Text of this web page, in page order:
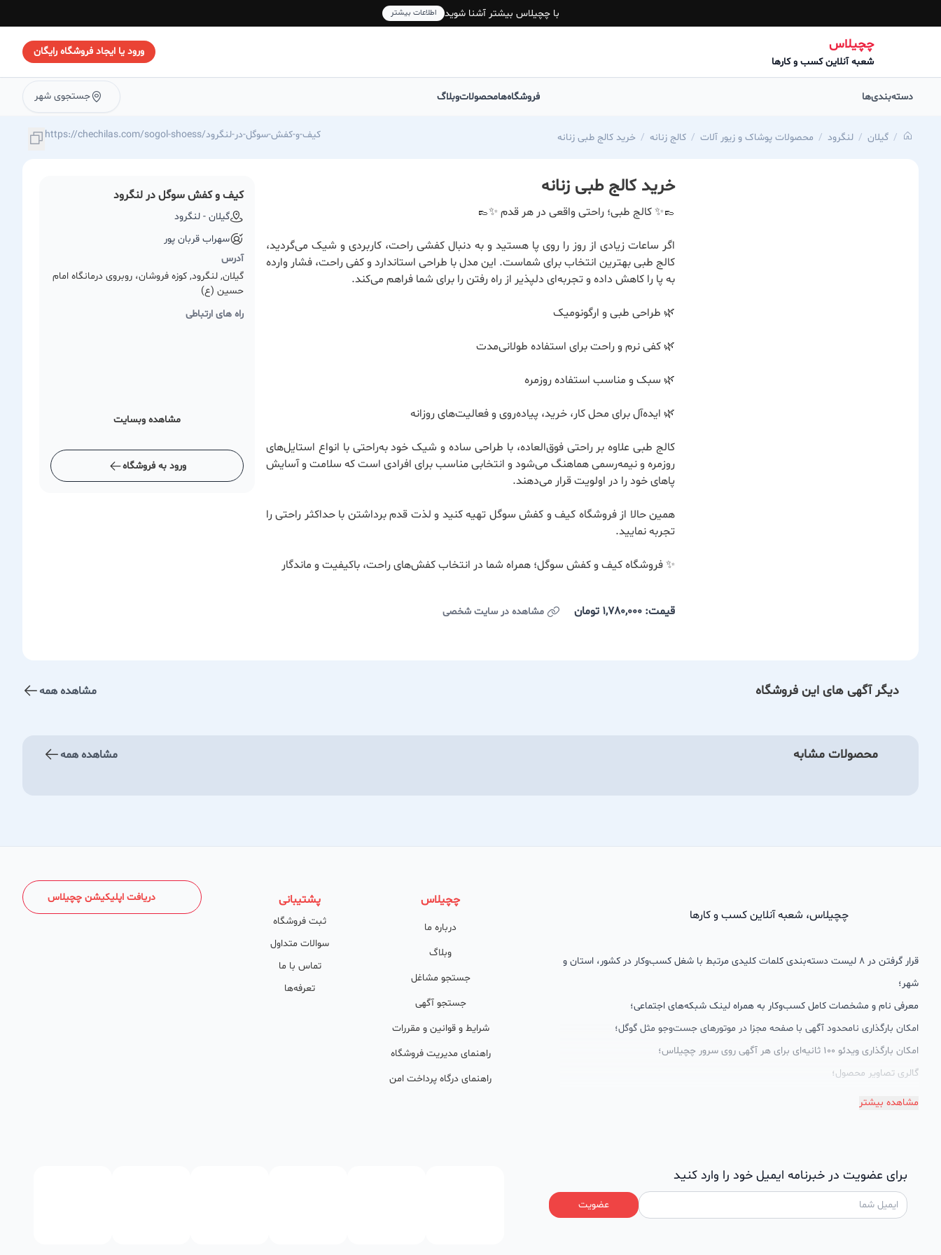
با چچیلاس بیشتر آشنا شوید اطلاعات بیشتر
چچیلاس
شعبه آنلاین کسب و کارها
ورود یا ایجاد فروشگاه رایگان
دسته‌بندی‌ها فروشگاه‌هامحصولاتوبلاگ جستجوی شهر
گیلان لنگرود محصولات پوشاک و زیور آلات کالج زنانه خرید کالج طبی زنانه https://chechilas.com/sogol-shoess/کیف-و-کفش-سوگل-در-لنگرود
خرید کالج طبی زنانه
👞✨ کالج طبی؛ راحتی واقعی در هر قدم ✨👞
اگر ساعات زیادی از روز را روی پا هستید و به دنبال کفشی راحت، کاربردی و شیک می‌گردید،
کالج طبی بهترین انتخاب برای شماست. این مدل با طراحی استاندارد و کفی راحت، فشار وارده
به پا را کاهش داده و تجربه‌ای دلپذیر از راه رفتن را برای شما فراهم می‌کند.
🌿 طراحی طبی و ارگونومیک
🌿 کفی نرم و راحت برای استفاده طولانی‌مدت
🌿 سبک و مناسب استفاده روزمره
🌿 ایده‌آل برای محل کار، خرید، پیاده‌روی و فعالیت‌های روزانه
کالج طبی علاوه بر راحتی فوق‌العاده، با طراحی ساده و شیک خود به‌راحتی با انواع استایل‌های
روزمره و نیمه‌رسمی هماهنگ می‌شود و انتخابی مناسب برای افرادی است که سلامت و آسایش
پاهای خود را در اولویت قرار می‌دهند.
همین حالا از فروشگاه کیف و کفش سوگل تهیه کنید و لذت قدم برداشتن با حداکثر راحتی را
تجربه نمایید.
✨ فروشگاه کیف و کفش سوگل؛ همراه شما در انتخاب کفش‌های راحت، باکیفیت و ماندگار
قیمت: 1,780,000 تومان مشاهده در سایت شخصی
کیف و کفش سوگل در لنگرود
گیلان - لنگرود
سهراب قربان پور
آدرس
گیلان, لنگرود, کوزه فروشان، روبروی درمانگاه امام
حسین (ع)
راه های ارتباطی
مشاهده وبسایت
ورود به فروشگاه
دیگر آگهی های این فروشگاه مشاهده همه
محصولات مشابه مشاهده همه
چچیلاس، شعبه آنلاین کسب و کارها
قرار گرفتن در 8 لیست دسته‌بندی کلمات کلیدی مرتبط با شغل کسب‌وکار در کشور، استان و
شهر؛
معرفی نام و مشخصات کامل کسب‌وکار به همراه لینک شبکه‌های اجتماعی؛
امکان بارگذاری نامحدود آگهی با صفحه مجزا در موتورهای جست‌وجو مثل گوگل؛
امکان بارگذاری ویدئو 100 ثانیه‌ای برای هر آگهی روی سرور چچیلاس؛
گالری تصاویر محصول؛
امکان دسته‌بندی آگهی‌ها
چچیلاس با کلمات کلیدی بسیار خوبی رتبه دریافت کرده و بازخورد‌های بسیار خوبی گرفته‌اند.
طی تماس‌های دوره‌ای پشتیبان‌ها (هر 45 روز تا 60 روز یک‌بار)، صاحبین کسب‌وکارها با
مشاهده بیشتر
چچیلاس
درباره ما
وبلاگ
جستجو مشاغل
جستجو آگهی
شرایط و قوانین و مقررات
راهنمای مدیریت فروشگاه
راهنمای درگاه پرداخت امن
پشتیبانی
ثبت فروشگاه
سوالات متداول
تماس با ما
تعرفه‌ها
دریافت اپلیکیشن چچیلاس
برای عضویت در خبرنامه ایمیل خود را وارد کنید
عضویت